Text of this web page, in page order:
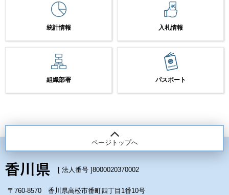
統計情報 入札情報
組織部署 パスポート
ページトップへ
[ 法人番号 ]8000020370002
〒760-8570 香川県高松市番町四丁目1番10号